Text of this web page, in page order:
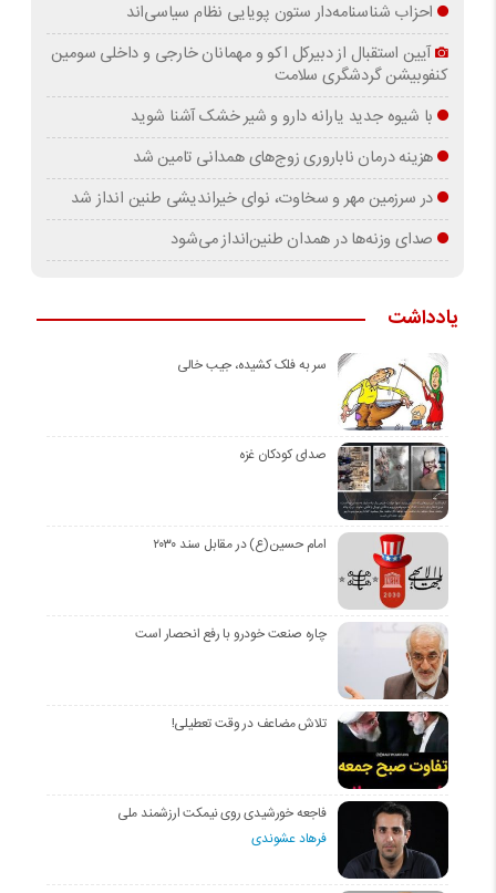
احزاب شناسنامه‌دار ستون پویایی نظام سیاسی‌اند
آیین استقبال از دبیرکل اکو و مهمانان خارجی و داخلی سومین
کنفوبیشن گردشگری سلامت
با شیوه جدید یارانه دارو و شیر خشک آشنا شوید
هزینه درمان ناباروری زوج‌های همدانی تامین شد
در سرزمین مهر و سخاوت، نوای خیراندیشی طنین انداز شد
صدای وزنه‌ها در همدان طنین‌انداز می‌شود
یادداشت
سر به فلک کشیده، جیب خالی
صدای کودکان غزه
امام حسین(ع) در مقابل سند ۲۰۳۰
چاره صنعت خودرو با رفع انحصار است
تلاش مضاعف در وقت تعطیلی!
فاجعه خورشیدی روی نیمکت ارزشمند ملی
فرهاد عشوندی